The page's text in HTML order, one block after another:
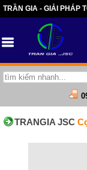
TRẦN GIA - GIẢI PHÁP
TRANGIA JSC